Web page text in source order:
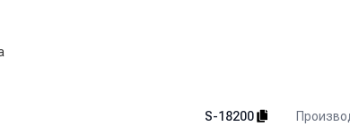
S-18200